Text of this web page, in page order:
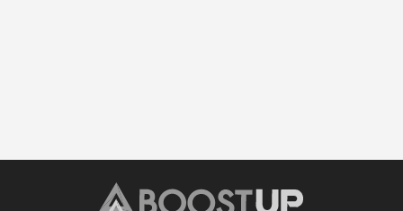
GAT-PAT วิชา GAT เชื่อมโยง / ภาษาไทย / สังคมศึกษา /
ภาษาอังกฤษตามโรงเรียนชื่อดังหลายโรงเรียนทั่วประเทศ